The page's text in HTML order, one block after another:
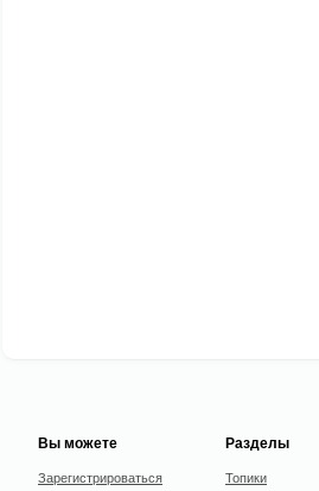
Вы можете
Зарегистрироваться
Разделы
Топики